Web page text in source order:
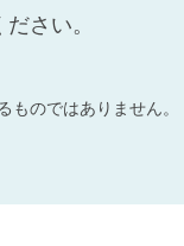
さい。
のではありません。